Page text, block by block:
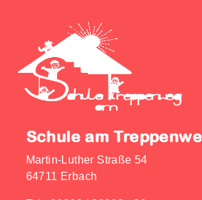
Schule am
Martin-Luther Straße 54
64711 Erbach